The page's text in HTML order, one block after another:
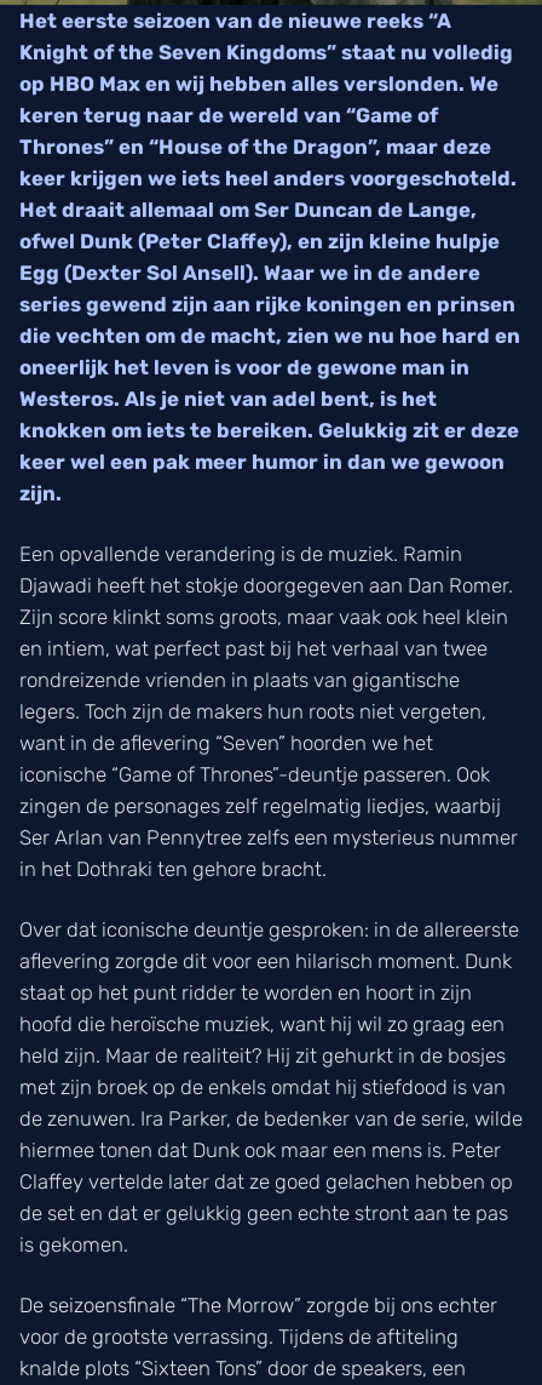
Het eerste seizoen van de nieuwe reeks “A
Knight of the Seven Kingdoms” staat nu volledig
op HBO Max en wij hebben alles verslonden. We
keren terug naar de wereld van “Game of
Thrones” en “House of the Dragon”, maar deze
keer krijgen we iets heel anders voorgeschoteld.
Het draait allemaal om Ser Duncan de Lange,
ofwel Dunk (Peter Claffey), en zijn kleine hulpje
Egg (Dexter Sol Ansell). Waar we in de andere
series gewend zijn aan rijke koningen en prinsen
die vechten om de macht, zien we nu hoe hard en
oneerlijk het leven is voor de gewone man in
Westeros. Als je niet van adel bent, is het
knokken om iets te bereiken. Gelukkig zit er deze
keer wel een pak meer humor in dan we gewoon
zijn.
Een opvallende verandering is de muziek. Ramin
Djawadi heeft het stokje doorgegeven aan Dan Romer.
Zijn score klinkt soms groots, maar vaak ook heel klein
en intiem, wat perfect past bij het verhaal van twee
rondreizende vrienden in plaats van gigantische
legers. Toch zijn de makers hun roots niet vergeten,
want in de aflevering “Seven” hoorden we het
iconische “Game of Thrones”-deuntje passeren. Ook
zingen de personages zelf regelmatig liedjes, waarbij
Ser Arlan van Pennytree zelfs een mysterieus nummer
in het Dothraki ten gehore bracht.
Over dat iconische deuntje gesproken: in de allereerste
aflevering zorgde dit voor een hilarisch moment. Dunk
staat op het punt ridder te worden en hoort in zijn
hoofd die heroïsche muziek, want hij wil zo graag een
held zijn. Maar de realiteit? Hij zit gehurkt in de bosjes
met zijn broek op de enkels omdat hij stiefdood is van
de zenuwen. Ira Parker, de bedenker van de serie, wilde
hiermee tonen dat Dunk ook maar een mens is. Peter
Claffey vertelde later dat ze goed gelachen hebben op
de set en dat er gelukkig geen echte stront aan te pas
is gekomen.
De seizoensfinale “The Morrow” zorgde bij ons echter
voor de grootste verrassing. Tijdens de aftiteling
knalde plots “Sixteen Tons” door de speakers, een